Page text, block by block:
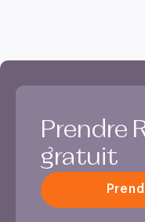
Prendre
gratuit